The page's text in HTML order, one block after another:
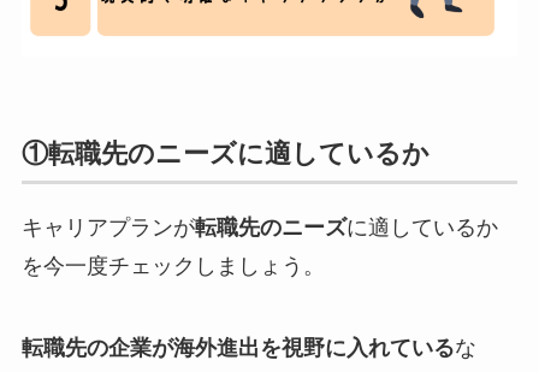
①転職先のニーズに適しているか
キャリアプランが転職先のニーズに適しているか
を今一度チェックしましょう。
転職先の企業が海外進出を視野に入れているな